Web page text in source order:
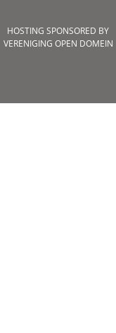
HOSTING SPONSORED BY
VERENIGING OPEN DOMEIN